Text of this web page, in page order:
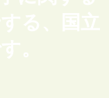
る、国立
。